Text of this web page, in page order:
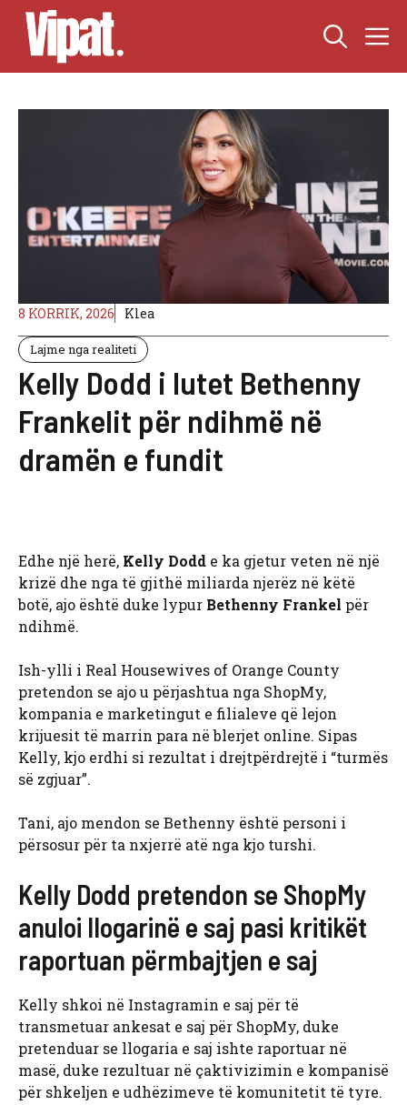
Skip
content
8 KORRIK, 2026 Klea
Lajme nga realiteti
Kelly Dodd i lutet Bethenny
Frankelit për ndihmë në
dramën e fundit
Edhe një herë, Kelly Dodd e ka gjetur veten në një
krizë dhe nga të gjithë miliarda njerëz në këtë
botë, ajo është duke lypur Bethenny Frankel për
ndihmë.
Ish-ylli i Real Housewives of Orange County
pretendon se ajo u përjashtua nga ShopMy,
kompania e marketingut e filialeve që lejon
krijuesit të marrin para në blerjet online. Sipas
Kelly, kjo erdhi si rezultat i drejtpërdrejtë i “turmës
së zgjuar”.
Tani, ajo mendon se Bethenny është personi i
përsosur për ta nxjerrë atë nga kjo turshi.
Kelly Dodd pretendon se ShopMy
anuloi llogarinë e saj pasi kritikët
raportuan përmbajtjen e saj
Kelly shkoi në Instagramin e saj për të
transmetuar ankesat e saj për ShopMy, duke
pretenduar se llogaria e saj ishte raportuar në
masë, duke rezultuar në çaktivizimin e kompanisë
për shkeljen e udhëzimeve të komunitetit të tyre.